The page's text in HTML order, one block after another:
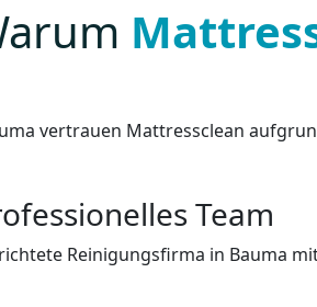
vertrauen Mattressclean
Team
Reinigungsfirma in Bauma